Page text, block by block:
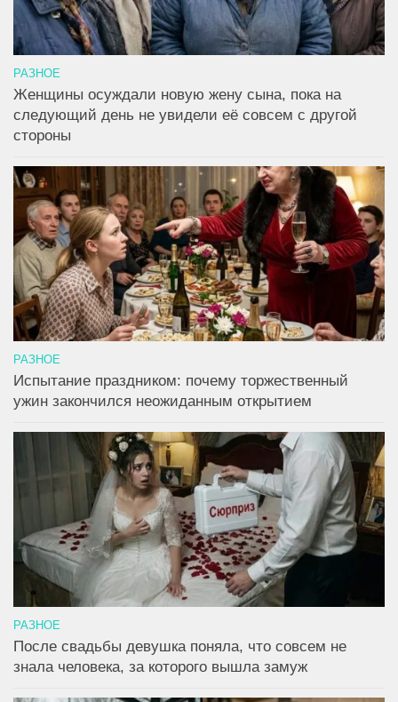
РАЗНОЕ
Женщины осуждали новую жену сына, пока на
следующий день не увидели её совсем с другой
стороны
РАЗНОЕ
Испытание праздником: почему торжественный
ужин закончился неожиданным открытием
РАЗНОЕ
После свадьбы девушка поняла, что совсем не
знала человека, за которого вышла замуж